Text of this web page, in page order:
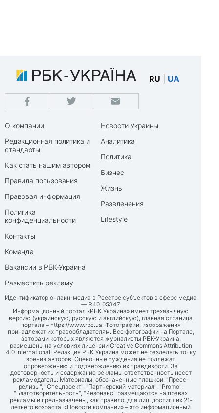
RU UA
О компании
Редакционная политика и
стандарты
Как стать нашим автором
Правила пользования
Правовая информация
Политика
конфиденциальности
Контакты
Команда
Вакансии в РБК-Украина
Разместить рекламу
Новости Украины
Аналитика
Политика
Бизнес
Жизнь
Развлечения
Lifestyle
Идентификатор онлайн-медиа в Реестре субъектов в сфере медиа
— R40-05347
Информационный портал «РБК-Украина» имеет трехязычную
версию (украинскую, русскую и английскую), главная страница
портала – https://www.rbc.ua. Фотографии, изображения
принадлежат их правообладателям. Все фотографии на Портале,
авторами которых являются журналисты РБК-Украина,
размещены на условиях лицензии Creative Commons Attribution
4.0 International. Редакция РБК-Украина может не разделять точку
зрения авторов. Оценочные суждения не подлежат
опровержению и подтверждению их правдивости. За
достоверность и содержание рекламы ответственность несет
рекламодатель. Материалы, обозначенные плашкой: "Пресс-
релизы", "Спецпроект", "Партнерский материал", "Promo",
"Благотворительность", "Резонанс" размещаются на правах
рекламы и предназначены, как правило, для лиц, достигших 21-
летнего возраста. «Новости компании» – это информационный